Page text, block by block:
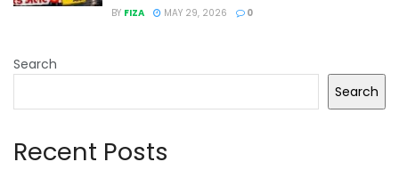
BY FIZA MAY 29, 2026 0
Search
Search
Recent Posts